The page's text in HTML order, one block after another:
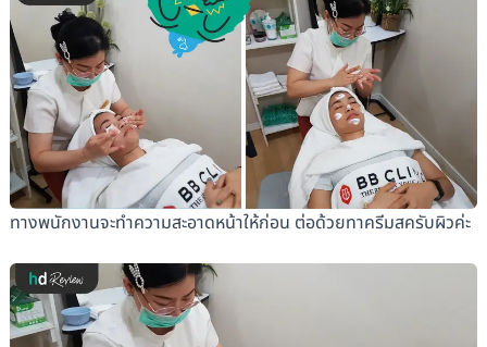
ทางพนักงานจะทำความสะอาดหน้าให้ก่อน ต่อด้วยทาครีมสครับผิวค่ะ